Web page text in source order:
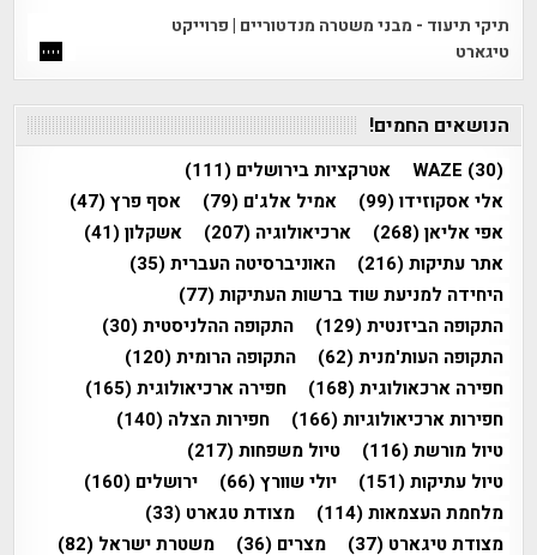
תיקי תיעוד - מבני משטרה מנדטוריים | פרוייקט
טיגארט
הנושאים החמים!
WAZE (30) אטרקציות בירושלים (111)
אלי אסקוזידו(99) אמיל אלג'ם (79) אסף פרץ(47)
אפי אליאן(268) ארכיאולוגיה (207) אשקלון(41)
אתר עתיקות(216) האוניברסיטה העברית(35)
היחידה למניעת שוד ברשות העתיקות(77)
התקופה הביזנטית(129) התקופה ההלניסטית(30)
התקופה העות'מנית(62) התקופה הרומית(120)
חפירה ארכאולוגית(168) חפירה ארכיאולוגית(165)
חפירות ארכיאולוגיות(166) חפירות הצלה (140)
טיול מורשת(116) טיול משפחות(217)
טיול עתיקות(151) יולי שוורץ(66) ירושלים (160)
מלחמת העצמאות(114) מצודת טגארט (33)
מצודת טיגארט (37) מצרים (36) משטרת ישראל (82)